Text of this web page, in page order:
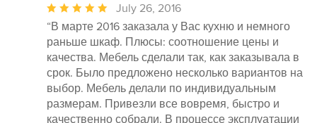
Average
rating:
5
out
of
5
stars
July 26, 2016
“В марте 2016 заказала у Вас кухню и немного
раньше шкаф. Плюсы: соотношение цены и
качества. Мебель сделали так, как заказывала в
срок. Было предложено несколько вариантов на
выбор. Мебель делали по индивидуальным
размерам. Привезли все вовремя, быстро и
качественно собрали. В процессе эксплуатации